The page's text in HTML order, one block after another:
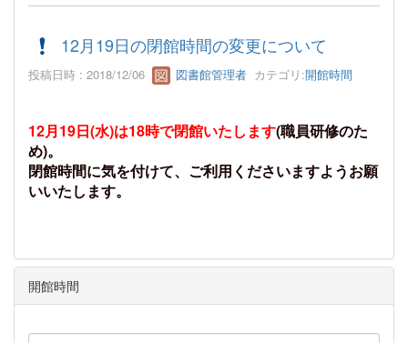
12月19日の閉館時間の変更について
投稿日時 : 2018/12/06 図書館管理者 カテゴリ:開館時間
12月19日(水)は18時で閉館いたします(職員研修のた
め)。
閉館時間に気を付けて、ご利用くださいますようお願
いいたします。
開館時間